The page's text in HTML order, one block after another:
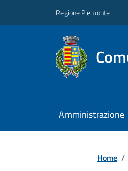
Regione Piemonte
Amministrazione
Home /